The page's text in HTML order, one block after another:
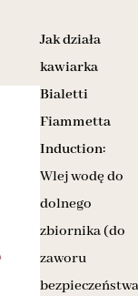
Jak działa
kawiarka
Bialetti
Fiammetta
Induction:
Wlej wodę do
dolnego
zbiornika (do
zaworu